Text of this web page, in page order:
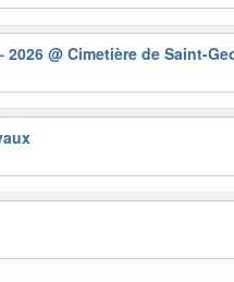
2026@ Cimetière de Saint-